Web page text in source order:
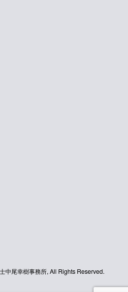
中尾幸樹事務所, All Rights Reserved.